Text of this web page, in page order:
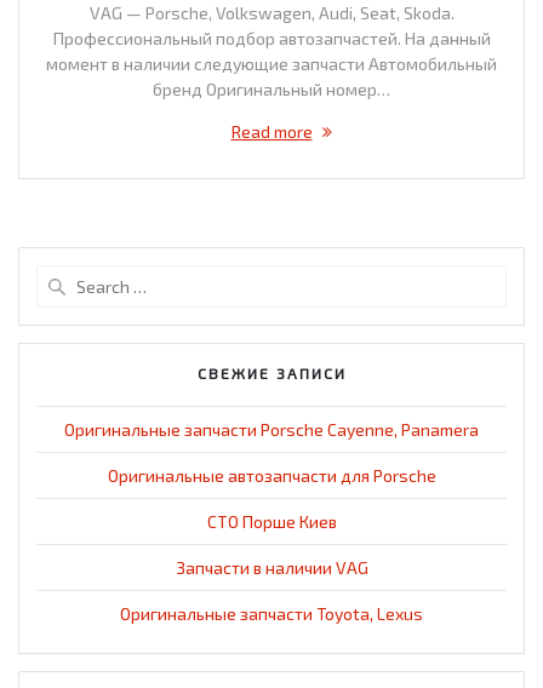
VAG — Porsche, Volkswagen, Audi, Seat, Skoda.
Профессиональный подбор автозапчастей. На данный
момент в наличии следующие запчасти Автомобильный
бренд Оригинальный номер…
Read more
СВЕЖИЕ ЗАПИСИ
Оригинальные запчасти Porsche Cayenne, Panamera
Оригинальные автозапчасти для Porsche
СТО Порше Киев
Запчасти в наличии VAG
Оригинальные запчасти Toyota, Lexus